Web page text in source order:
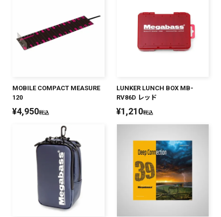
MOBILE COMPACT MEASURE
120
¥4,950税込
LUNKER LUNCH BOX MB-
RV86D レッド
¥1,210税込